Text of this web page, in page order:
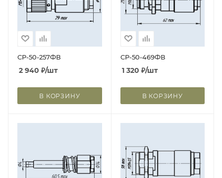
СР-50-257ФВ
2 940 ₽/шт
В КОРЗИНУ
СР-50-469ФВ
1 320 ₽/шт
В КОРЗИНУ